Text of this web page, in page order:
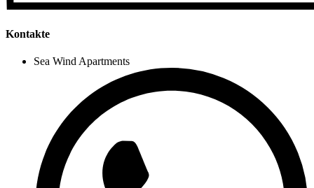
Kontakte
Sea Wind Apartments